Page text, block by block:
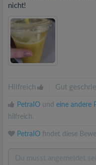
nicht!
Hilfreich Gut
PetraIO und eine andere
hilfreich.
PetraIO findet diese